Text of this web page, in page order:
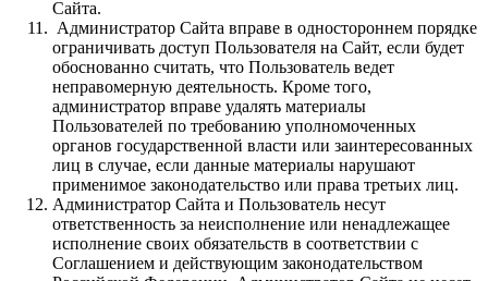
Сайта.
Администратор Сайта вправе в одностороннем порядке
ограничивать доступ Пользователя на Сайт, если будет
обоснованно считать, что Пользователь ведет
неправомерную деятельность. Кроме того,
администратор вправе удалять материалы
Пользователей по требованию уполномоченных
органов государственной власти или заинтересованных
лиц в случае, если данные материалы нарушают
применимое законодательство или права третьих лиц.
Администратор Сайта и Пользователь несут
ответственность за неисполнение или ненадлежащее
исполнение своих обязательств в соответствии с
Соглашением и действующим законодательством